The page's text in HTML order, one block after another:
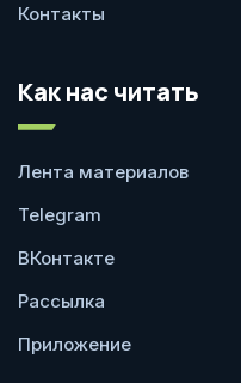
Контакты
Как нас читать
Лента материалов
Telegram
ВКонтакте
Рассылка
Приложение